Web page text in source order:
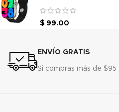
$ 99.00
ENVÍO GRATIS
Si compras más de $95